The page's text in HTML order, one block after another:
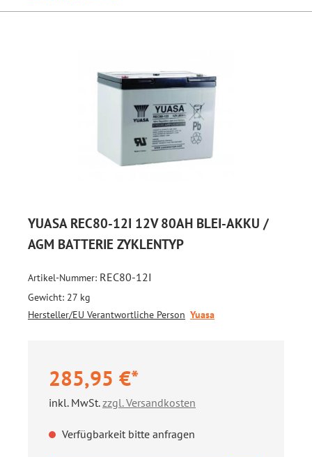
YUASA REC80-12I 12V 80AH BLEI-AKKU /
AGM BATTERIE ZYKLENTYP
Artikel-Nummer: REC80-12I
Gewicht: 27 kg
Hersteller/EU Verantwortliche Person Yuasa
285,95 €*
inkl. MwSt.zzgl. Versandkosten
Verfügbarkeit bitte anfragen